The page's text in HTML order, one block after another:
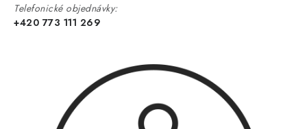
Telefonické objednávky:
+420 773 111 269